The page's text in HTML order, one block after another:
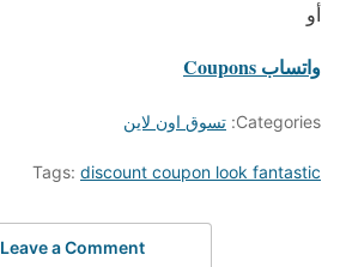
أو
واتساب Coupons
Categories: تسوق اون لاين
Tags: discount coupon look fantastic
Leave a Comment